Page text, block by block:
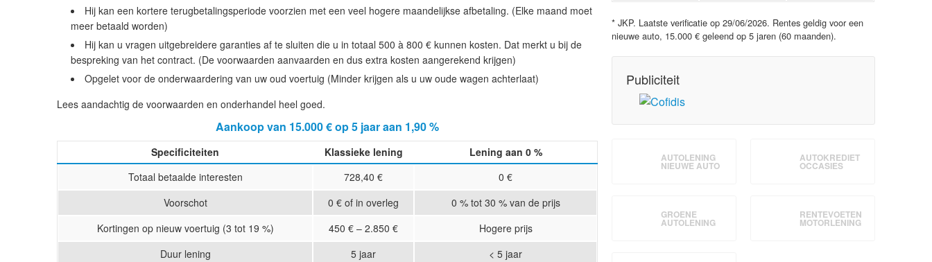
Hij kan een kortere terugbetalingsperiode voorzien met een veel hogere maandelijkse afbetaling. (Elke maand moet
meer betaald worden)
Hij kan u vragen uitgebreidere garanties af te sluiten die u in totaal 500 à 800 € kunnen kosten. Dat merkt u bij de
bespreking van het contract. (De voorwaarden aanvaarden en dus extra kosten aangerekend krijgen)
Opgelet voor de onderwaardering van uw oud voertuig (Minder krijgen als u uw oude wagen achterlaat)
Lees aandachtig de voorwaarden en onderhandel heel goed.
Aankoop van 15.000 € op 5 jaar aan 1,90 %
Specificiteiten Klassieke lening
Lening aan 0 %
Totaal betaalde interesten
728,40 €
0 €
Voorschot
0 € of in overleg
0 % tot 30 % van de prijs
Kortingen op nieuw voertuig (3 tot 19 %)
450 € – 2.850 €
Hogere prijs
Duur lening
5 jaar
< 5 jaar
* JKP. Laatste verificatie op29/06/2026. Rentes geldig voor een
nieuwe auto, 15.000 € geleend op 5 jaren (60 maanden).
Publiciteit
AUTOLENING
NIEUWE AUTO
AUTOKREDIET
OCCASIES
GROENE
AUTOLENING
RENTEVOETEN
MOTORLENING